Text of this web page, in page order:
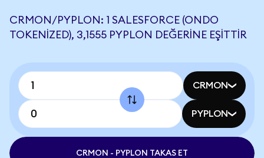
CRMON/PYPLON: 1 SALESFORCE (ONDO
TOKENIZED), 3,1555 PYPLON DEĞERINE EŞITTIR
CRMON
PYPLON
CRMON - PYPLON TAKAS ET